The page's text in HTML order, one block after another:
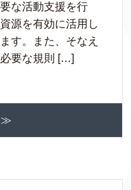
な活動支援を行
源を有効に活用し
す。また、そなえ
要な規則 […]
≫